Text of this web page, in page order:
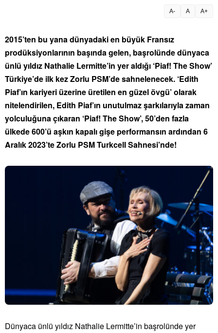
A- A A+
2015’ten bu yana dünyadaki en büyük Fransız
prodüksiyonlarının başında gelen, başrolünde dünyaca
ünlü yıldız Nathalie Lermitte’in yer aldığı ‘Piaf! The Show’
Türkiye’de ilk kez Zorlu PSM’de sahnelenecek. ‘Edith
Piaf’ın kariyeri üzerine üretilen en güzel övgü’ olarak
nitelendirilen, Edith Piaf’ın unutulmaz şarkılarıyla zaman
yolculuğuna çıkaran ‘Piaf! The Show’, 50’den fazla
ülkede 600’ü aşkın kapalı gişe performansın ardından 6
Aralık 2023’te Zorlu PSM Turkcell Sahnesi’nde!
Dünyaca ünlü yıldız Nathalie Lermitte’in başrolünde yer